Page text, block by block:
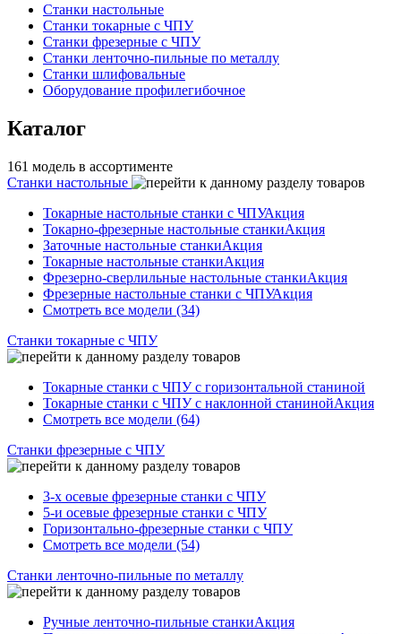
Станки настольные
Станки токарные с ЧПУ
Станки фрезерные с ЧПУ
Станки ленточно-пильные по металлу
Станки шлифовальные
Оборудование профилегибочное
Каталог
161 модель в ассортименте
Станки настольные
Токарные настольные станки с ЧПУАкция
Токарно-фрезерные настольные станкиАкция
Заточные настольные станкиАкция
Токарные настольные станкиАкция
Фрезерно-сверлильные настольные станкиАкция
Фрезерные настольные станки с ЧПУАкция
Смотреть все модели (34)
Станки токарные с ЧПУ
Токарные станки с ЧПУ с горизонтальной станиной
Токарные станки с ЧПУ с наклонной станинойАкция
Смотреть все модели (64)
Станки фрезерные с ЧПУ
3-х осевые фрезерные станки с ЧПУ
5-и осевые фрезерные станки с ЧПУ
Горизонтально-фрезерные станки с ЧПУ
Смотреть все модели (54)
Станки ленточно-пильные по металлу
Ручные ленточно-пильные станкиАкция